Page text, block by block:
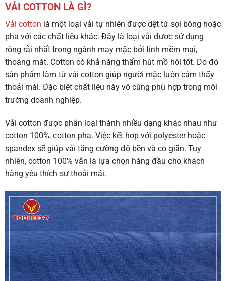
VẢI COTTON LÀ GÌ?
Vải cotton là một loại vải tự nhiên được dệt từ sợi bông hoặc
pha với các chất liệu khác. Đây là loại vải được sử dụng
rộng rãi nhất trong ngành may mặc bởi tính mềm mại,
thoáng mát. Cotton có khả năng thấm hút mồ hôi tốt. Do đó
sản phẩm làm từ vải cotton giúp người mặc luôn cảm thấy
thoải mái. Đặc biệt chất liệu này vô cùng phù hợp trong môi
trường doanh nghiệp.
Vải cotton được phân loại thành nhiều dạng khác nhau như
cotton 100%, cotton pha. Việc kết hợp với polyester hoặc
spandex sẽ giúp vải tăng cường độ bền và co giãn. Tuy
nhiên, cotton 100% vẫn là lựa chọn hàng đầu cho khách
hàng yêu thích sự thoải mái.